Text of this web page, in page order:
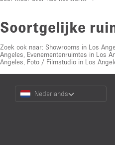
Soortgelijke
Zoek ook naar: Showrooms in Los
Angeles Evenementenruimtes in Los
Angeles Foto / Filmstudio in Los
Choose
Language
Nederlands